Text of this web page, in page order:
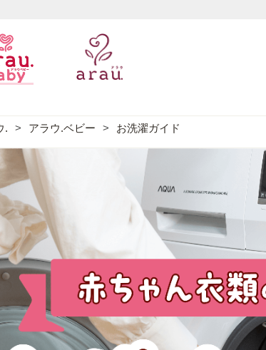
. アラウ.ベビー お洗濯ガイド